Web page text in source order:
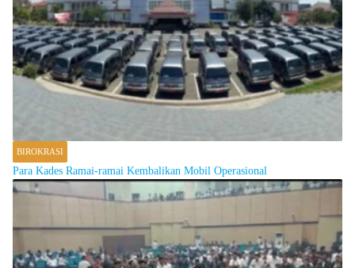
BIROKRASI
Para Kades Ramai-ramai Kembalikan Mobil Operasional